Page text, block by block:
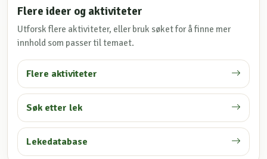
Flere ideer og aktiviteter
Utforsk flere aktiviteter, eller bruk søket for å finne mer
innhold som passer til temaet.
Flere aktiviteter
Søk etter lek
Lekedatabase